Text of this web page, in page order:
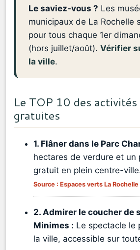
Le saviez-vous ? Les
municipaux de La Rochelle
pour tous chaque 1er
(hors juillet/août). Vérifier
la ville.
Le TOP 10 des activités
gratuites
1. Flâner dans le Parc
hectares de verdure et un
gratuit en plein centre-
Source : Espaces verts La Rochelle
2. Admirer le coucher de
Minimes : Le spectacle le
la ville, accessible sur